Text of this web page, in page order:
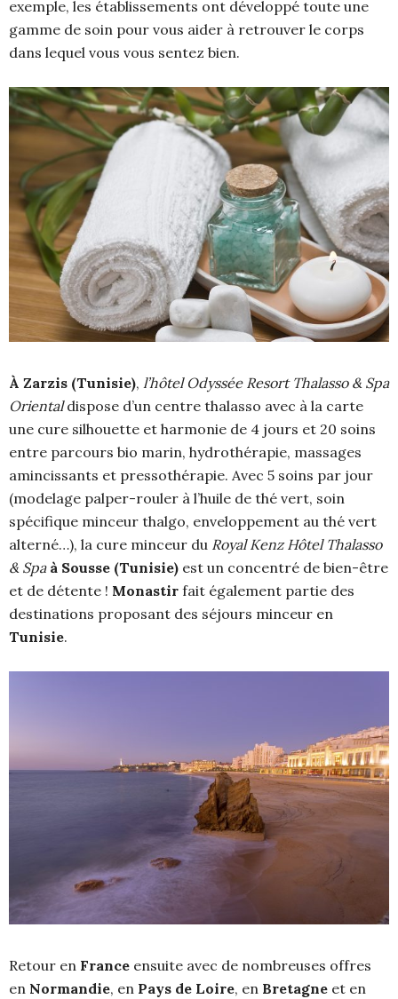
exemple, les établissements ont développé toute une
gamme de soin pour vous aider à retrouver le corps
dans lequel vous vous sentez bien.
À Zarzis (Tunisie), l’hôtel Odyssée Resort Thalasso & Spa
Orientaldispose d’un centre thalasso avec à la carte
une cure silhouette et harmonie de 4 jours et 20 soins
entre parcours bio marin, hydrothérapie, massages
amincissants et pressothérapie. Avec 5 soins par jour
(modelage palper-rouler à l’huile de thé vert, soin
spécifique minceur thalgo, enveloppement au thé vert
alterné…), la cure minceur du Royal Kenz Hôtel Thalasso
& Spa à Sousse (Tunisie) est un concentré de bien-être
et de détente ! Monastir fait également partie des
destinations proposant des séjours minceur en
Tunisie.
Retour en France ensuite avec de nombreuses offres
en Normandie, en Pays de Loire, en Bretagne et en